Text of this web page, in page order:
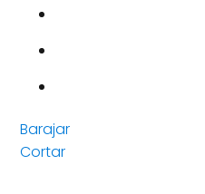
Barajar
Cortar